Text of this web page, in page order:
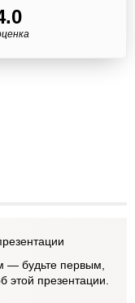
— будьте первым,
этой презентации.